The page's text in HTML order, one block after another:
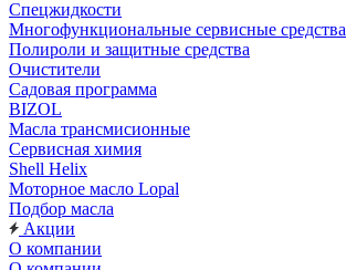
Спецжидкости
Многофункциональные сервисные средства
Полироли и защитные средства
Очистители
Садовая программа
BIZOL
Масла трансмисионные
Сервисная химия
Shell Helix
Моторное масло Lopal
Подбор масла
Акции
О компании